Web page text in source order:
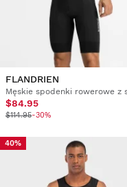
FLANDRIEN
$84.95
$114.95-30%
40%